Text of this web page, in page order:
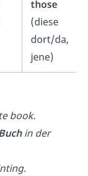
those
(diese
dort/da,
jene)
book.
in der